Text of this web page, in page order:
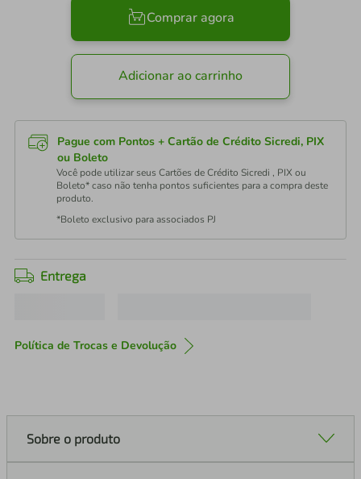
Comprar agora
Adicionar ao carrinho
Pague com Pontos + Cartão de Crédito Sicredi, PIX
ou Boleto
Você pode utilizar seus Cartões de Crédito Sicredi , PIX ou
Boleto* caso não tenha pontos suficientes para a compra deste
produto.
*Boleto exclusivo para associados PJ
Entrega
Política de Trocas e Devolução
Sobre o produto